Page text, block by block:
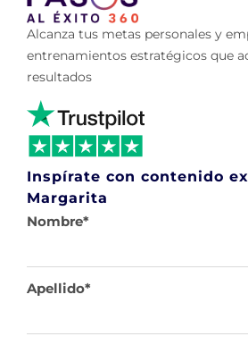
Alcanza tus metas personales y
entrenamientos estratégicos que
resultados
Inspírate con contenido
Margarita
Nombre*
Apellido*